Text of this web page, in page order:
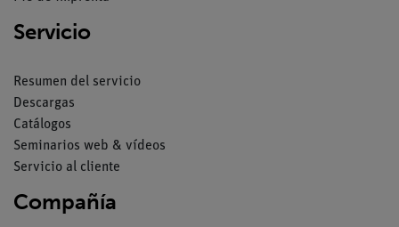
Servicio
Resumen del servicio
Descargas
Catálogos
Seminarios web & vídeos
Servicio al cliente
Compañía